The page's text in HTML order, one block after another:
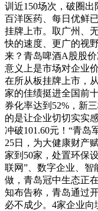
训近150场次，破圈出
百洋医药、每日优鲜
挂牌上市。取广州、
快的速度、更广的视
来？青岛啤酒A股股
意义上是市场对企业
在所从板挂牌上市，
家的佳绩挺进全国前
券化率达到52%，新
的是让企业切切实实
冲破101.60元！“青岛
25日，为大健康财产
家到50家，处置环保
联网”、数字企业、
做，青岛冠中生态正
知布告称，青岛通过
必不成少。4家企业